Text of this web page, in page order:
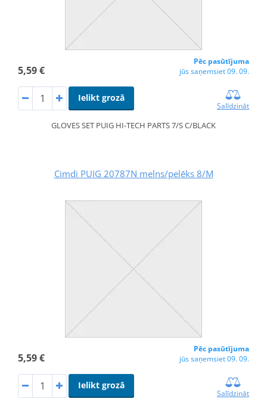
5,59 €
Pēc pasūtījuma
jūs saņemsiet 09. 09.
Ielikt grozā
Salīdzināt
GLOVES SET PUIG HI-TECH PARTS 7/S C/BLACK
Cimdi PUIG 20787N melns/pelēks 8/M
5,59 €
Pēc pasūtījuma
jūs saņemsiet 09. 09.
Ielikt grozā
Salīdzināt